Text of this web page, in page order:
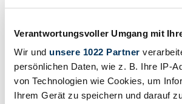
Verantwortungsvoller Umgang mit
Wir und unsere 1022 Partner
persönlichen Daten, wie z. B. Ihre IP-
von Technologien wie Cookies, um
Ihrem Gerät zu speichern und darauf
Private seller
Expired listing